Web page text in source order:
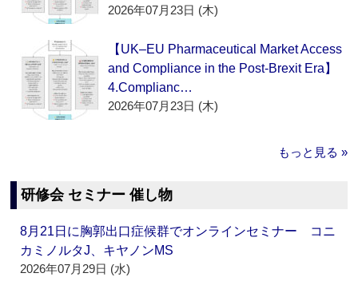
2026年07月23日 (木)
【UK–EU Pharmaceutical Market Access
and Compliance in the Post-Brexit Era】
4.Complianc…
2026年07月23日 (木)
もっと見る »
研修会 セミナー 催し物
8月21日に胸郭出口症候群でオンラインセミナー コニ
カミノルタJ、キヤノンMS
2026年07月29日 (水)